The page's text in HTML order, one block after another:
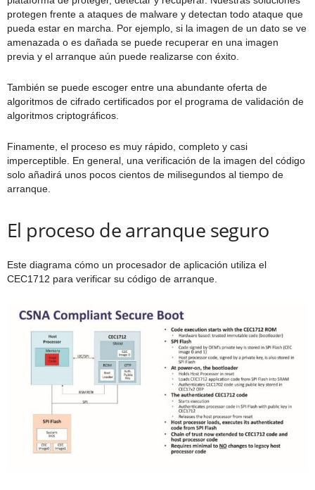
protegen frente a ataques de malware y detectan todo ataque que
pueda estar en marcha. Por ejemplo, si la imagen de un dato se ve
amenazada o es dañada se puede recuperar en una imagen
previa y el arranque aún puede realizarse con éxito.
También se puede escoger entre una abundante oferta de
algoritmos de cifrado certificados por el programa de validación de
algoritmos criptográficos.
Finamente, el proceso es muy rápido, completo y casi
imperceptible. En general, una verificación de la imagen del código
solo añadirá unos pocos cientos de milisegundos al tiempo de
arranque.
El proceso de arranque seguro
Este diagrama cómo un procesador de aplicación utiliza el
CEC1712 para verificar su código de arranque.